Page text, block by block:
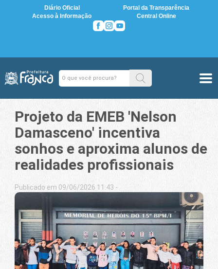
Diário Oficial
Portal da Transparência
Acesso à Informação
Central Online
Projeto da EMEB 'Nelson
Damasceno' incentiva
sonhos e aproxima alunos de
realidades profissionais
Publicado em 09/06/2026 11:43 -